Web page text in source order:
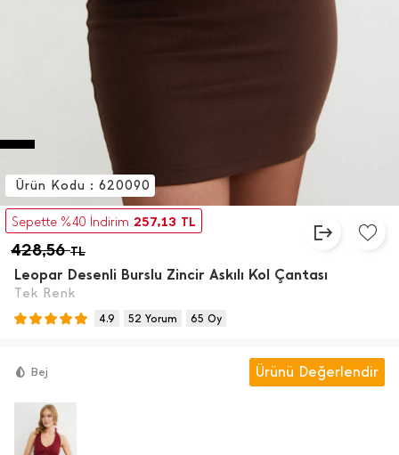
Sepette %40 İndirim 257,13 TL
428,56TL
Leopar Desenli Burslu Zincir Askılı Kol Çantası
Tek Renk
Ürün Kodu : 620090
4.9 52 Yorum 65 Oy
Bej Ürünü Değerlendir